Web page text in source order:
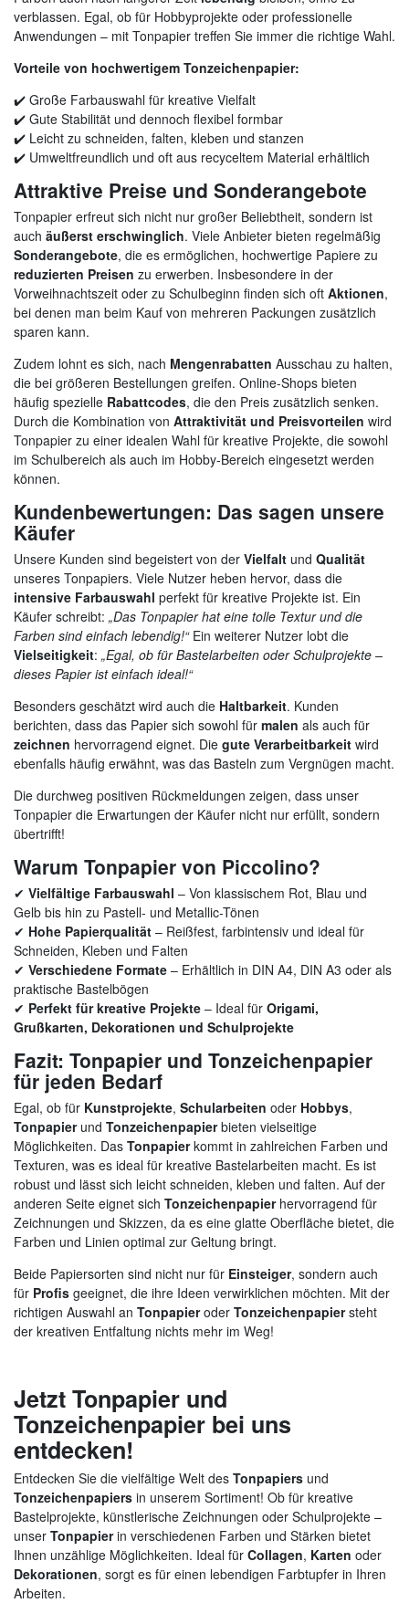
verblassen. Egal, ob für Hobbyprojekte oder professionelle
Anwendungen – mit Tonpapier treffen Sie immer die richtige Wahl.
Vorteile von hochwertigem Tonzeichenpapier:
✔️ Große Farbauswahl für kreative Vielfalt
✔️ Gute Stabilität und dennoch flexibel formbar
✔️ Leicht zu schneiden, falten, kleben und stanzen
✔️ Umweltfreundlich und oft aus recyceltem Material erhältlich
Attraktive Preise und Sonderangebote
Tonpapier erfreut sich nicht nur großer Beliebtheit, sondern ist
auch äußerst erschwinglich. Viele Anbieter bieten regelmäßig
Sonderangebote, die es ermöglichen, hochwertige Papiere zu
reduzierten Preisen zu erwerben. Insbesondere in der
Vorweihnachtszeit oder zu Schulbeginn finden sich oft Aktionen,
bei denen man beim Kauf von mehreren Packungen zusätzlich
sparen kann.
Zudem lohnt es sich, nach Mengenrabatten Ausschau zu halten,
die bei größeren Bestellungen greifen. Online-Shops bieten
häufig spezielle Rabattcodes, die den Preis zusätzlich senken.
Durch die Kombination von Attraktivität und Preisvorteilen wird
Tonpapier zu einer idealen Wahl für kreative Projekte, die sowohl
im Schulbereich als auch im Hobby-Bereich eingesetzt werden
können.
Kundenbewertungen: Das sagen unsere
Käufer
Unsere Kunden sind begeistert von der Vielfalt und Qualität
unseres Tonpapiers. Viele Nutzer heben hervor, dass die
intensive Farbauswahl perfekt für kreative Projekte ist. Ein
Käufer schreibt: „Das Tonpapier hat eine tolle Textur und die
Farben sind einfach lebendig!“Ein weiterer Nutzer lobt die
Vielseitigkeit: „Egal, ob für Bastelarbeiten oder Schulprojekte –
dieses Papier ist einfach ideal!“
Besonders geschätzt wird auch die Haltbarkeit. Kunden
berichten, dass das Papier sich sowohl für malen als auch für
zeichnen hervorragend eignet. Die gute Verarbeitbarkeit wird
ebenfalls häufig erwähnt, was das Basteln zum Vergnügen macht.
Die durchweg positiven Rückmeldungen zeigen, dass unser
Tonpapier die Erwartungen der Käufer nicht nur erfüllt, sondern
übertrifft!
Warum Tonpapier von Piccolino?
✔ Vielfältige Farbauswahl – Von klassischem Rot, Blau und
Gelb bis hin zu Pastell- und Metallic-Tönen
✔ Hohe Papierqualität – Reißfest, farbintensiv und ideal für
Schneiden, Kleben und Falten
✔ Verschiedene Formate – Erhältlich in DIN A4, DIN A3 oder als
praktische Bastelbögen
✔ Perfekt für kreative Projekte – Ideal für Origami,
Grußkarten, Dekorationen und Schulprojekte
Fazit: Tonpapier und Tonzeichenpapier
für jeden Bedarf
Egal, ob für Kunstprojekte, Schularbeiten oder Hobbys,
Tonpapierund Tonzeichenpapierbieten vielseitige
Möglichkeiten. Das Tonpapierkommt in zahlreichen Farben und
Texturen, was es ideal für kreative Bastelarbeiten macht. Es ist
robust und lässt sich leicht schneiden, kleben und falten. Auf der
anderen Seite eignet sich Tonzeichenpapierhervorragend für
Zeichnungen und Skizzen, da es eine glatte Oberfläche bietet, die
Farben und Linien optimal zur Geltung bringt.
Beide Papiersorten sind nicht nur für Einsteiger, sondern auch
für Profis geeignet, die ihre Ideen verwirklichen möchten. Mit der
richtigen Auswahl an Tonpapieroder Tonzeichenpapiersteht
der kreativen Entfaltung nichts mehr im Weg!
Jetzt Tonpapier und
Tonzeichenpapier bei uns
entdecken!
Entdecken Sie die vielfältige Welt des Tonpapiers und
Tonzeichenpapiers in unserem Sortiment! Ob für kreative
Bastelprojekte, künstlerische Zeichnungen oder Schulprojekte –
unser Tonpapierin verschiedenen Farben und Stärken bietet
Ihnen unzählige Möglichkeiten. Ideal für Collagen, Karten oder
Dekorationen, sorgt es für einen lebendigen Farbtupfer in Ihren
Arbeiten.